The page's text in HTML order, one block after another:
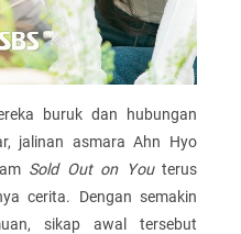
buruk dan hubungan
jalinan asmara Ahn Hyo
Sold Out on Youterus
cerita. Dengan semakin
sikap awal tersebut